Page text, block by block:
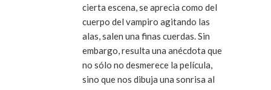
cierta escena, se aprecia como del
cuerpo del vampiro agitando las
alas, salen una finas cuerdas. Sin
embargo, resulta una anécdota que
no sólo no desmerece la película,
sino que nos dibuja una sonrisa al